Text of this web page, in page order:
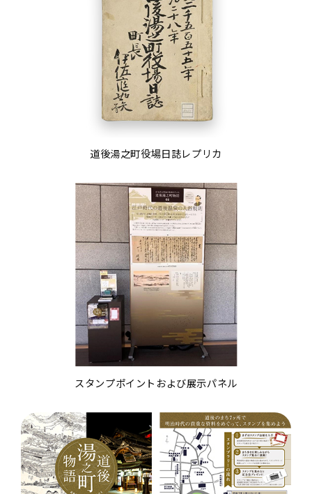
道後湯之町役場日誌レプリカ
スタンプポイントおよび展示パネル